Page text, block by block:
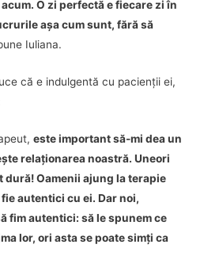
O zi perfectă e fiecare zi în
aşa cum sunt, fără să
Iuliana.
că e indulgentă cu pacienţii ei,
este important să-mi dea un
relaţionarea noastră. Uneori
Oamenii ajung la terapie
autentici cu ei. Dar noi,
fim autentici: să le spunem ce
lor, ori asta se poate simţi ca